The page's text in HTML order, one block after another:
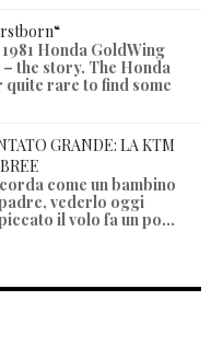
Honda GoldWing
the story. The Honda
rare to find some
GRANDE: LA KTM
come un bambino
vederlo oggi
il volo fa un po...